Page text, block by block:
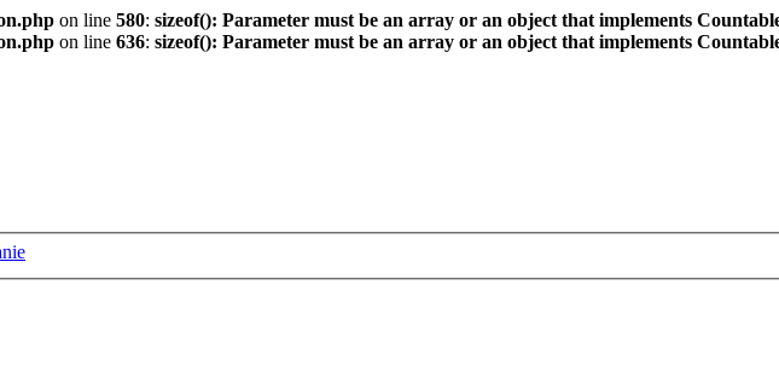
on line 580: sizeof(): Parameter must be an array or an object that implements
on line 636: sizeof(): Parameter must be an array or an object that implements